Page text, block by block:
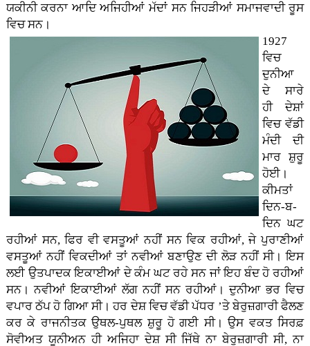
ਯਕੀਨੀ ਕਰਨਾ ਆਦਿ ਅਜਿਹੀਆਂ ਮੱਦਾਂ ਸਨ ਜਿਹੜੀਆਂ ਸਮਾਜਵਾਦੀ ਰੂਸ
ਵਿਚ ਸਨ।
1927
ਵਿਚ
ਦੁਨੀਆ
ਦੇ ਸਾਰੇ
ਹੀ ਦੇਸ਼ਾਂ
ਵਿਚ ਵੱਡੀ
ਮੰਦੀ ਦੀ
ਮਾਰ ਸ਼ੁਰੂ
ਹੋਈ।
ਕੀਮਤਾਂ
ਦਿਨ-ਬ-
ਦਿਨ ਘਟ
ਰਹੀਆਂ ਸਨ, ਫਿਰ ਵੀ ਵਸਤੂਆਂ ਨਹੀਂ ਸਨ ਵਿਕ ਰਹੀਆਂ, ਜੇ ਪੁਰਾਣੀਆਂ
ਵਸਤੂਆਂ ਨਹੀਂ ਵਿਕਦੀਆਂ ਤਾਂ ਨਵੀਆਂ ਬਣਾਉਣ ਦੀ ਲੋੜ ਨਹੀਂ ਸੀ। ਇਸ
ਲਈ ਉਤਪਾਦਕ ਇਕਾਈਆਂ ਦੇ ਕੰਮ ਘਟ ਰਹੇ ਸਨ ਜਾਂ ਇਹ ਬੰਦ ਹੋ ਰਹੀਆਂ
ਸਨ। ਨਵੀਆਂ ਇਕਾਈਆਂ ਲੱਗ ਨਹੀਂ ਸਨ ਰਹੀਆਂ। ਦੁਨੀਆ ਭਰ ਵਿਚ
ਵਪਾਰ ਠੱਪ ਹੋ ਗਿਆ ਸੀ। ਹਰ ਦੇਸ਼ ਵਿਚ ਵੱਡੀ ਪੱਧਰ ’ਤੇ ਬੇਰੁਜ਼ਗਾਰੀ ਫੈਲਣ
ਕਰ ਕੇ ਰਾਜਨੀਤਕ ਉਥਲ-ਪੁਥਲ ਸ਼ੁਰੂ ਹੋ ਗਈ ਸੀ। ਉਸ ਵਕਤ ਸਿਰਫ਼
ਸੋਵੀਅਤ ਯੂਨੀਅਨ ਹੀ ਅਜਿਹਾ ਦੇਸ਼ ਸੀ ਜਿੱਥੇ ਨਾ ਬੇਰੁਜ਼ਗਾਰੀ ਸੀ, ਨਾ